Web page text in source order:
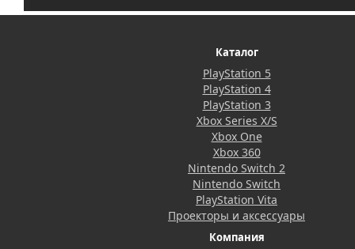
Каталог
PlayStation 5
PlayStation 4
PlayStation 3
Xbox Series X/S
Xbox One
Xbox 360
Nintendo Switch 2
Nintendo Switch
PlayStation Vita
Проекторы и аксессуары
Компания